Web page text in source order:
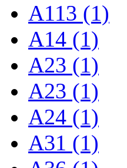
A113 (1)
A14 (1)
A23 (1)
A23 (1)
A24 (1)
A31 (1)